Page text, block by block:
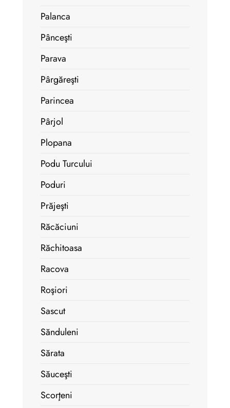
Palanca
Pânceşti
Parava
Pârgăreşti
Parincea
Pârjol
Plopana
Podu Turcului
Poduri
Prăjeşti
Răcăciuni
Răchitoasa
Racova
Roşiori
Sascut
Sănduleni
Sărata
Săuceşti
Scorţeni